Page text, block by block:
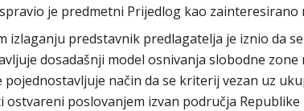
je predmetni Prijedlog kao zainteresirano
izlaganju predstavnik predlagatelja je iznio da
dosadašnji model osnivanja slobodne
pojednostavljuje način da se kriterij vezan uz
poslovanjem izvan područja Republike